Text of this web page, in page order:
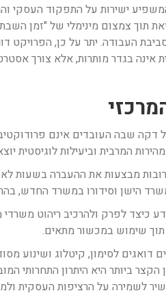
ישירות על התפקוד העסקי
העבודה. יתר על כן, הפרויקט
בגדר מותרות, אלא צורך
שבה העובדים אינם
המרבית וביעילות לוגיסטית
מבצעות את ההעברה בשעות לא
הישן וסידורו במשרד החדש,
כיצד לפרק ולהרכיב ריהוט משרדי
שימוש במכשור מתאים.
דואגים לסימון, קיטלוג
ביותר היא היתרון התחרותי
לשמירה על הרציפות העסקית